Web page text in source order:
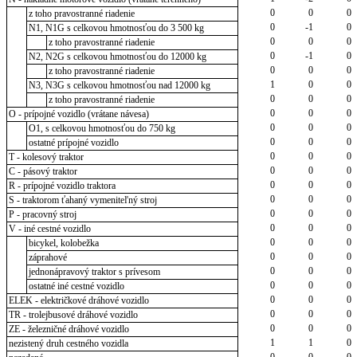
z toho pravostranné riadenie
0 0 0
N1, N1G s celkovou hmotnosťou do 3 500 kg
0 -1 0
z toho pravostranné riadenie
0 0 0
N2, N2G s celkovou hmotnosťou do 12000 kg
0 -1 0
z toho pravostranné riadenie
0 0 0
N3, N3G s celkovou hmotnosťou nad 12000 kg
1 0 0
z toho pravostranné riadenie
0 0 0
O - prípojné vozidlo (vrátane návesa)
0 0 0
O1, s celkovou hmotnosťou do 750 kg
0 0 0
ostatné prípojné vozidlo
0 0 0
T - kolesový traktor
0 0 0
C - pásový traktor
0 0 0
R - prípojné vozidlo traktora
0 0 0
S - traktorom ťahaný vymeniteľný stroj
0 0 0
P - pracovný stroj
0 0 0
V - iné cestné vozidlo
0 0 0
bicykel, kolobežka
0 0 0
záprahové
0 0 0
jednonápravový traktor s prívesom
0 0 0
ostatné iné cestné vozidlo
0 0 0
ELEK - električkové dráhové vozidlo
0 0 0
TR - trolejbusové dráhové vozidlo
0 0 0
ZE - železničné dráhové vozidlo
0 0 0
nezistený druh cestného vozidla
1 1 0